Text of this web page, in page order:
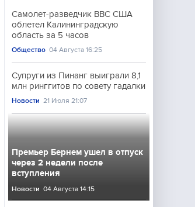
Самолет-разведчик ВВС США
облетел Калининградскую
область за 5 часов
Общество 04 Августа 16:25
Супруги из Пинанг выиграли 8,1
млн ринггитов по совету гадалки
Новости 21 Июля 21:07
Премьер Бернем ушел в отпуск
через 2 недели после
вступления
Новости 04 Августа 14:15